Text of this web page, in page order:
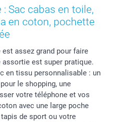
Sac cabas en toile,
en coton, pochette
assez grand pour faire
est super pratique.
en tissu personnalisable : un
le shopping, une
votre téléphone et vos
avec une large poche
de sport ou votre